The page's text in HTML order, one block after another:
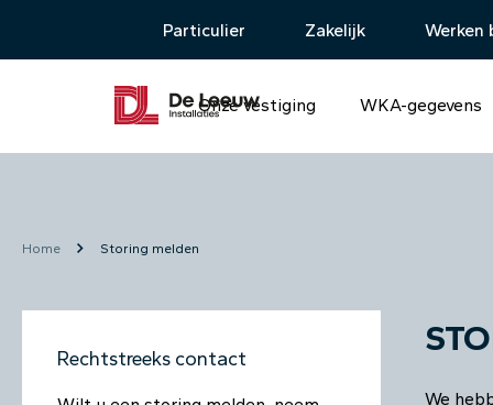
Particulier Zakelijk Werken
Onze vestiging WKA-gegevens
Home Storing melden
Rechtstreeks contact
We